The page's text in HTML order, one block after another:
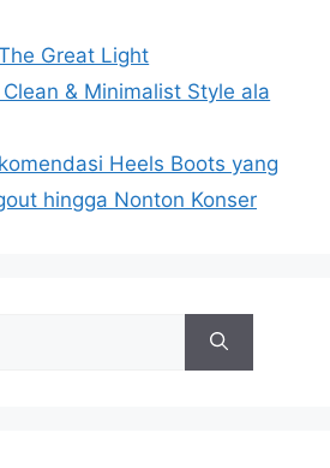
Great Light
& Minimalist Style ala
Heels Boots yang
hingga Nonton Konser